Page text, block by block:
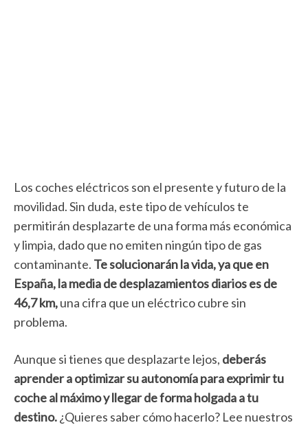
Los coches eléctricos son el presente y futuro de la
movilidad. Sin duda, este tipo de vehículos te
permitirán desplazarte de una forma más económica
y limpia, dado que no emiten ningún tipo de gas
contaminante. Te solucionarán la vida, ya que en
España, la media de desplazamientos diarios es de
46,7 km,una cifra que un eléctrico cubre sin
problema.
Aunque si tienes que desplazarte lejos, deberás
aprender a optimizar su autonomía para exprimir tu
coche al máximo y llegar de forma holgada a tu
destino.¿Quieres saber cómo hacerlo? Lee nuestros